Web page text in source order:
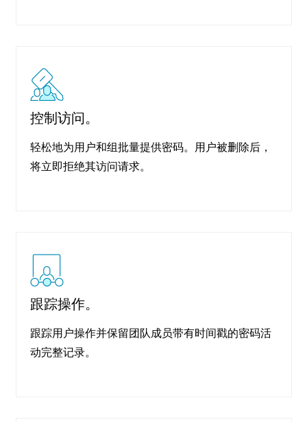
控制访问。
轻松地为用户和组批量提供密码。用户被删除后，
将立即拒绝其访问请求。
跟踪操作。
跟踪用户操作并保留团队成员带有时间戳的密码活
动完整记录。